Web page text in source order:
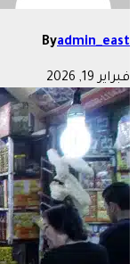
Byadmin_east
فبراير 19, 2026